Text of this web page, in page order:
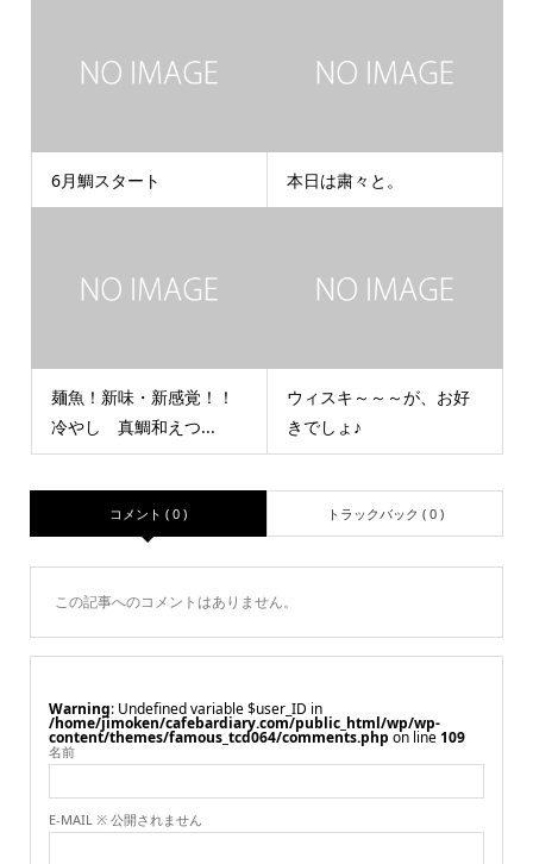
6月鯛スタート 本日は粛々と。
麺魚！新味・新感覚！！
冷やし 真鯛和えつ...
ウィスキ～～～が、お好
きでしょ♪
コメント ( 0 ) トラックバック ( 0 )
この記事へのコメントはありません。
Warning : Undefined variable $user_ID in
/home/jimoken/cafebardiary.com/public_html/wp/wp-
content/themes/famous_tcd064/comments.php on line109
名前
E-MAIL ※ 公開されません